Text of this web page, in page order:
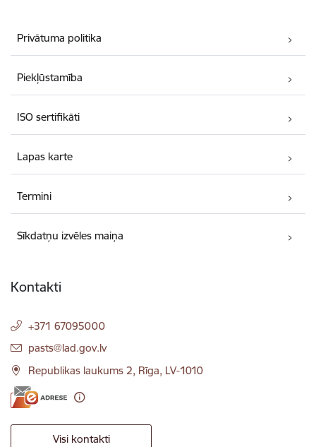
Privātuma politika
Piekļūstamība
ISO sertifikāti
Lapas karte
Termini
Sīkdatņu izvēles maiņa
Kontakti
+371 67095000
E-pasts:
pasts@lad.gov.lv
Republikas laukums 2, Rīga, LV-1010
Visi kontakti